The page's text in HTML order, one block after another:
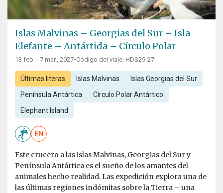
Islas Malvinas – Georgias del Sur – Isla
Elefante – Antártida – Círculo Polar
13 feb. - 7 mar., 2027•Código del viaje: HDS29-27
Últimas literas Islas Malvinas Islas Georgias del Sur
Península Antártica Círculo Polar Antártico
Elephant Island
EN
Este crucero a las islas Malvinas, Georgias del Sur y
Península Antártica es el sueño de los amantes del
animales hecho realidad. Las expedición explora una de
las últimas regiones indómitas sobre la Tierra – una